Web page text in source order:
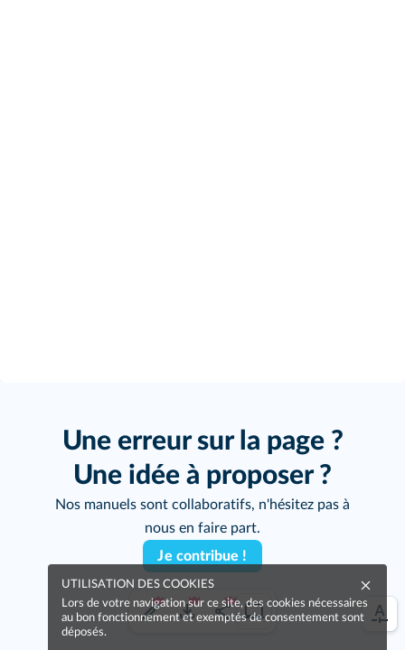
Une erreur sur la page ?
Une idée à proposer ?
Nos manuels sont collaboratifs, n'hésitez pas à
nous en faire part.
Je contribue !
UTILISATION DES COOKIES
Lors de votre navigation sur ce site, des cookies nécessaires
au bon fonctionnement et exemptés de consentement sont
déposés.